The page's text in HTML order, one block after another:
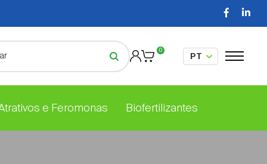
0
e Feromonas Biofertilizantes